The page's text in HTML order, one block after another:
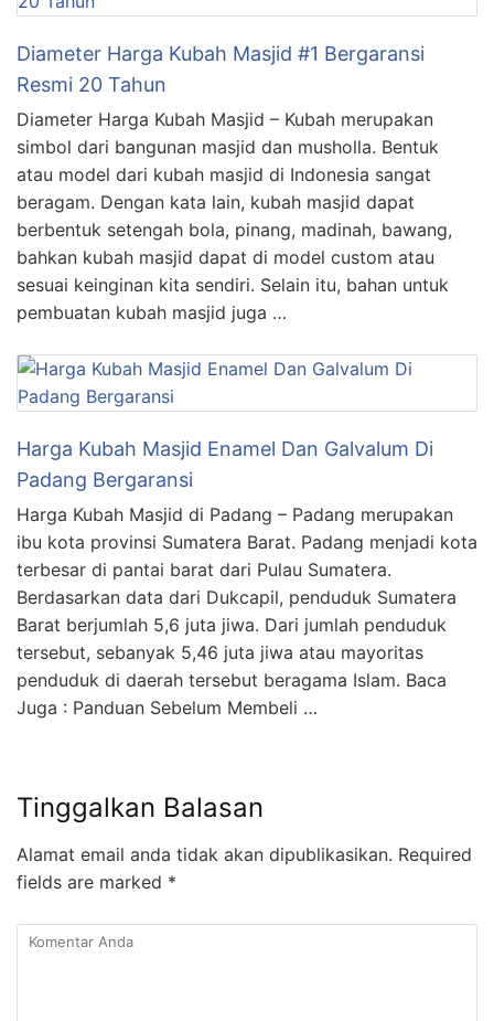
Diameter Harga Kubah Masjid #1 Bergaransi
Resmi 20 Tahun
Diameter Harga Kubah Masjid – Kubah merupakan
simbol dari bangunan masjid dan musholla. Bentuk
atau model dari kubah masjid di Indonesia sangat
beragam. Dengan kata lain, kubah masjid dapat
berbentuk setengah bola, pinang, madinah, bawang,
bahkan kubah masjid dapat di model custom atau
sesuai keinginan kita sendiri. Selain itu, bahan untuk
pembuatan kubah masjid juga …
Harga Kubah Masjid Enamel Dan Galvalum Di
Padang Bergaransi
Harga Kubah Masjid di Padang – Padang merupakan
ibu kota provinsi Sumatera Barat. Padang menjadi kota
terbesar di pantai barat dari Pulau Sumatera.
Berdasarkan data dari Dukcapil, penduduk Sumatera
Barat berjumlah 5,6 juta jiwa. Dari jumlah penduduk
tersebut, sebanyak 5,46 juta jiwa atau mayoritas
penduduk di daerah tersebut beragama Islam. Baca
Juga : Panduan Sebelum Membeli …
Tinggalkan Balasan
Alamat email anda tidak akan dipublikasikan. Required
fields are marked *